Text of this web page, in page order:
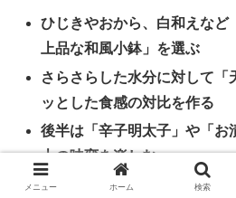
ひじきやおから、白和えなど
上品な和風小鉢」を選ぶ
さらさらした水分に対して「
ッとした食感の対比を作る
後半は「辛子明太子」や「お
上の味変を楽しむ
メニュー ホーム 検索